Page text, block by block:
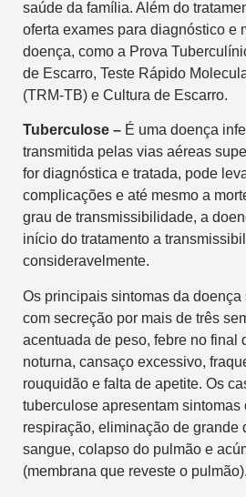
saúde da família. Além do
oferta exames para diagnóstico e
doença, como a Prova
de Escarro, Teste Rápido
(TRM-TB) e Cultura de Escarro.
Tuberculose – É uma doença
transmitida pelas vias aéreas
for diagnóstica e tratada, pode
complicações e até mesmo a
grau de transmissibilidade, a
início do tratamento a
consideravelmente.
Os principais sintomas da doença
com secreção por mais de três
acentuada de peso, febre no final
noturna, cansaço excessivo,
rouquidão e falta de apetite. Os
tuberculose apresentam sintomas
respiração, eliminação de grande
sangue, colapso do pulmão e
(membrana que reveste o pulmão).